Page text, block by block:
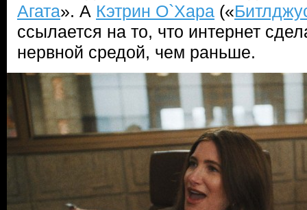
Агата». А Кэтрин О`Хара («
ссылается на то, что интернет
нервной средой, чем раньше.